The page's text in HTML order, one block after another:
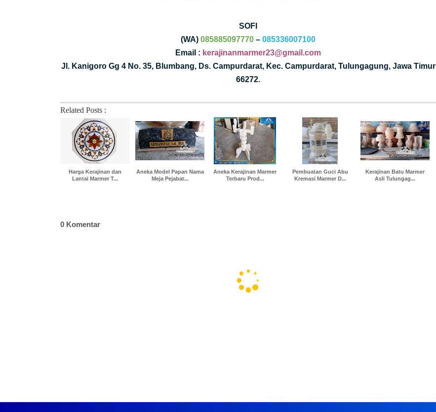
SOFI
(WA) 085885097770 – 085336007100
Email : kerajinanmarmer23@gmail.com
Jl. Kanigoro Gg 4 No. 35, Blumbang, Ds. Campurdarat, Kec. Campurdarat, Tulungagung, Jawa Timur
66272.
Related Posts :
Harga Kerajinan dan
Lantai Marmer T...
Aneka Model Papan Nama
Meja Pejabat...
Aneka Kerajinan Marmer
Terbaru Prod...
Pembuatan Guci Abu
Kremasi Marmer D...
Kerajinan Batu Marmer
Asli Tulungag...
0 Komentar